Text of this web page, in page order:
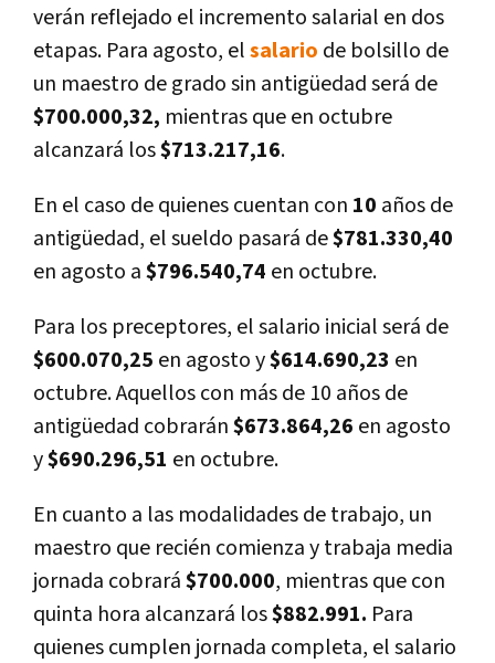
verán reflejado el incremento salarial en dos
etapas. Para agosto, elsalario de bolsillo de
un maestro de grado sin antigüedad será de
$700.000,32, mientras que en octubre
alcanzará los$713.217,16.
En el caso de quienes cuentan con 10 años de
antigüedad, el sueldo pasará de$781.330,40
en agosto a$796.540,74 en octubre.
Para los preceptores, el salario inicial será de
$600.070,25 en agosto y$614.690,23 en
octubre. Aquellos con más de 10 años de
antigüedad cobrarán$673.864,26 en agosto
y$690.296,51 en octubre.
En cuanto a las modalidades de trabajo, un
maestro que recién comienza y trabaja media
jornada cobrará$700.000, mientras que con
quinta hora alcanzará los$882.991. Para
quienes cumplen jornada completa, el salario